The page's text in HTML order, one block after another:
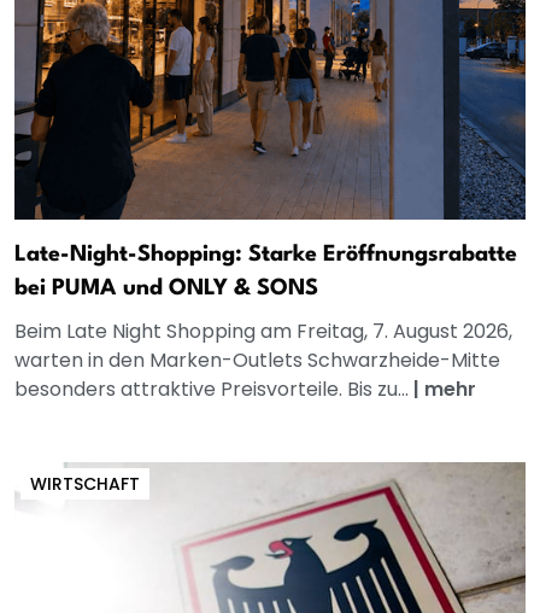
Late-Night-Shopping: Starke Eröffnungsrabatte
bei PUMA und ONLY & SONS
Beim Late Night Shopping am Freitag, 7. August 2026,
warten in den Marken-Outlets Schwarzheide-Mitte
besonders attraktive Preisvorteile. Bis zu... | mehr
WIRTSCHAFT